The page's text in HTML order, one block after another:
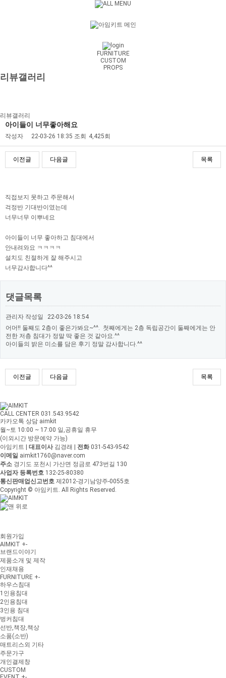
FURNITURE
CUSTOM
PROPS
리뷰갤러리
리뷰갤러리
아이들이 너무좋아해요
작성자 22-03-26 18:35 조회 4,425회
이전글 다음글 목록
직접보지 못하고 주문해서
걱정반 기대반이였는데
너무너무 이뿌네요
아이들이 너무 좋아하고 침대에서
안내려와요 ㅋㅋㅋㅋ
설치도 친절하게 잘 해주시고
너무감사합니다^^
댓글목록
관리자 작성일
22-03-26 18:54
어머!! 둘째도 2층이 좋은가봐요~^^. 첫째에게는 2층 독립공간이 둘째에게는 안
전한 저층 침대가 정말 딱 좋은 것 같아요.^^
아이들의 밝은 미소를 담은 후기 정말 감사합니다.^^
이전글 다음글 목록
CALL CENTER 031.543.9542
카카오톡 상담 aimkit
월~토 10:00 ~ 17:00 일,공휴일 휴무
(이외시간 방문예약 가능)
아임키트
대표이사김경래 전화031-543-9542
이메일 aimkit1760@naver.com
주소 경기도 포천시 가산면 정금로 473번길 130
사업자 등록번호 132-25-80380
통신판매업신고번호 제2012-경기남양주-0055호
Copyright © 아임키트. All Rights Reserved.
회원가입
AIMKIT +-
브랜드이야기
제품소개 및 제작
인재채용
FURNITURE +-
하우스침대
1인용침대
2인용침대
3인용 침대
벙커침대
선반,책장,책상
소품(소반)
매트리스외 기타
주문가구
개인결제창
CUSTOM